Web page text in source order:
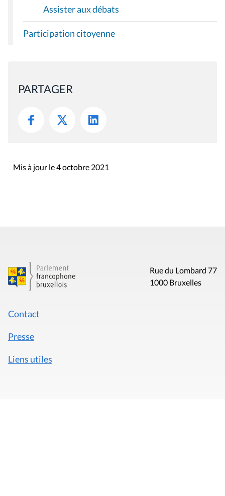
Assister aux débats
Participation citoyenne
PARTAGER
Mis à jour le 4 octobre 2021
Rue du Lombard 77
1000 Bruxelles
Contact
Presse
Liens utiles